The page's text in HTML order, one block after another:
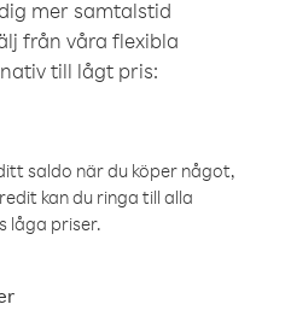
mer samtalstid
från våra flexibla
till lågt pris:
saldo när du köper något,
kan du ringa till alla
låga priser.